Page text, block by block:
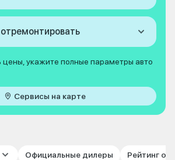
цены, укажите полные параметры авто
Сервисы на карте
Официальные дилеры Рейтинг